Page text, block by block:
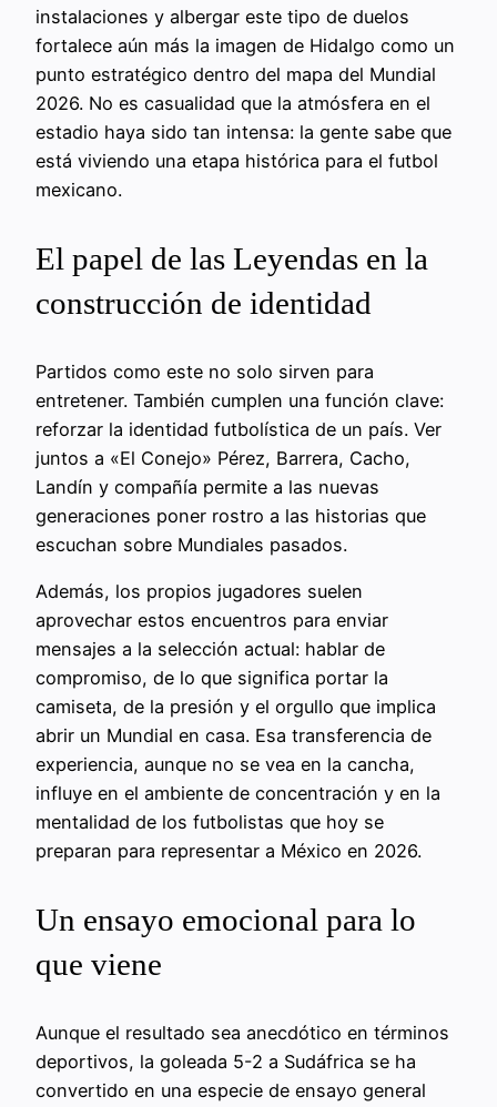
instalaciones y albergar este tipo de duelos
fortalece aún más la imagen de Hidalgo como un
punto estratégico dentro del mapa del Mundial
2026. No es casualidad que la atmósfera en el
estadio haya sido tan intensa: la gente sabe que
está viviendo una etapa histórica para el futbol
mexicano.
El papel de las Leyendas en la
construcción de identidad
Partidos como este no solo sirven para
entretener. También cumplen una función clave:
reforzar la identidad futbolística de un país. Ver
juntos a «El Conejo» Pérez, Barrera, Cacho,
Landín y compañía permite a las nuevas
generaciones poner rostro a las historias que
escuchan sobre Mundiales pasados.
Además, los propios jugadores suelen
aprovechar estos encuentros para enviar
mensajes a la selección actual: hablar de
compromiso, de lo que significa portar la
camiseta, de la presión y el orgullo que implica
abrir un Mundial en casa. Esa transferencia de
experiencia, aunque no se vea en la cancha,
influye en el ambiente de concentración y en la
mentalidad de los futbolistas que hoy se
preparan para representar a México en 2026.
Un ensayo emocional para lo
que viene
Aunque el resultado sea anecdótico en términos
deportivos, la goleada 5-2 a Sudáfrica se ha
convertido en una especie de ensayo general